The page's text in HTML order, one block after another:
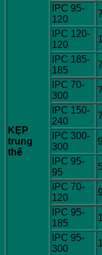
KẸP
trung
thế
IPC 95-
120
IPC 120-
120
IPC 185-
185
IPC 70-
300
IPC 150-
240
IPC 300-
300
IPC 95-
95
IPC 70-
120
IPC 95-
185
IPC 95-
300